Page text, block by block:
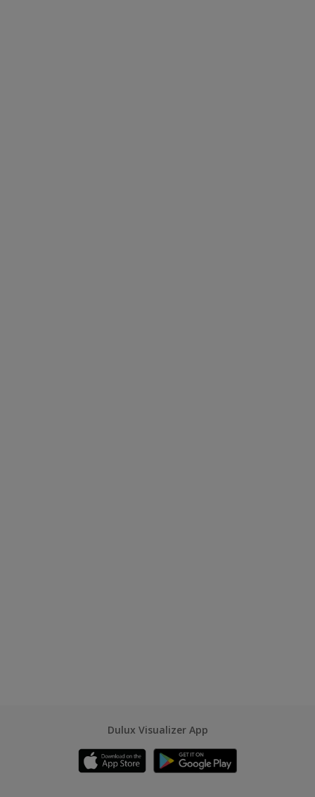
Dulux Visualizer App